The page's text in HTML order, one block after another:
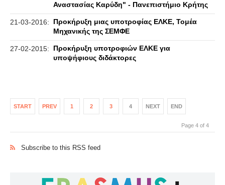
Αναστασίας Καρύδη" - Πανεπιστήμιο Κρήτης
21-03-2016:
Προκήρυξη μιας υποτροφίας ΕΛΚΕ, Τομέα
Μηχανικής της ΣΕΜΦΕ
27-02-2015:
Προκήρυξη υποτροφιών ΕΛΚΕ για
υποψήφιους διδάκτορες
START PREV 1 2 3 4 NEXT END
Page 4 of 4
Subscribe to this RSS feed